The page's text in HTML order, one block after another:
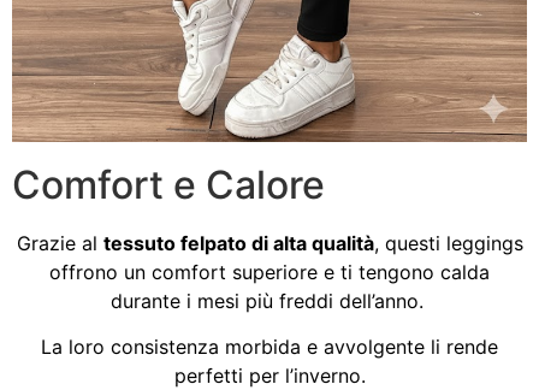
Comfort e Calore
Grazie al tessuto felpato di alta qualità, questi leggings
offrono un comfort superiore e ti tengono calda
durante i mesi più freddi dell’anno.
La loro consistenza morbida e avvolgente li rende
perfetti per l’inverno.